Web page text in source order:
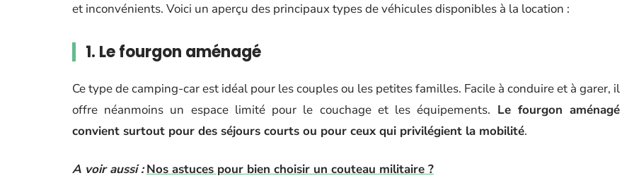
et inconvénients. Voici un aperçu des principaux types de véhicules disponibles à la location :
1. Le fourgon aménagé
Ce type de camping-car est idéal pour les couples ou les petites familles. Facile à conduire et à garer, il
offre néanmoins un espace limité pour le couchage et les équipements. Le fourgon aménagé
convient surtout pour des séjours courts ou pour ceux qui privilégient la mobilité.
A voir aussi : Nos astuces pour bien choisir un couteau militaire ?